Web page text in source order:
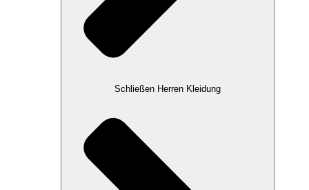
Schließen Herren Kleidung